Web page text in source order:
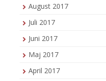
August 2017
Juli 2017
Juni 2017
Maj 2017
April 2017